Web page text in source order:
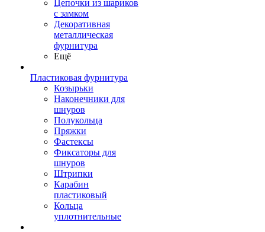
Цепочки из шариков
с замком
Декоративная
металлическая
фурнитура
Ещё
Пластиковая фурнитура
Козырьки
Наконечники для
шнуров
Полукольца
Пряжки
Фастексы
Фиксаторы для
шнуров
Штрипки
Карабин
пластиковый
Кольца
уплотнительные